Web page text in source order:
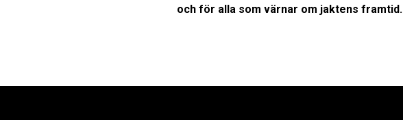
och för alla som värnar om jaktens framtid.